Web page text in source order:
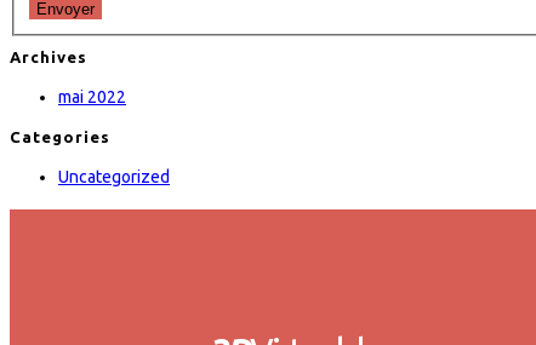
Envoyer
Archives
mai 2022
Categories
Uncategorized